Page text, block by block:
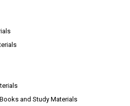
and Study Materials